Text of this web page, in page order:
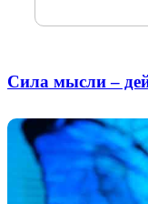
Сила мысли –